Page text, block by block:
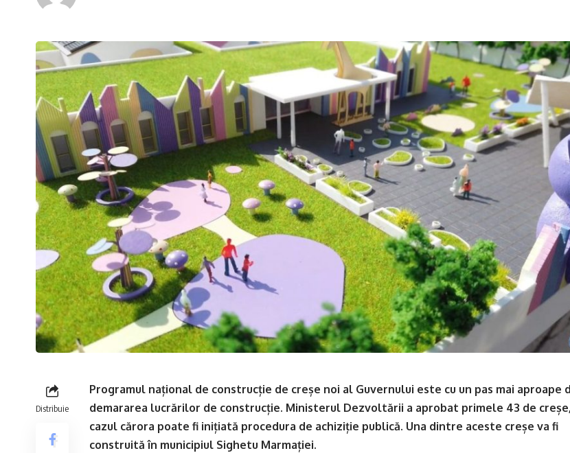
Distribuie
Programul național de construcție de creșe noi al Guvernului este cu un pas mai aproape
demararea lucrărilor de construcție. Ministerul Dezvoltării a aprobat primele 43 de
cazul cărora poate fi inițiată procedura de achiziție publică. Una dintre aceste creșe va fi
construită în municipiul Sighetu Marmației.